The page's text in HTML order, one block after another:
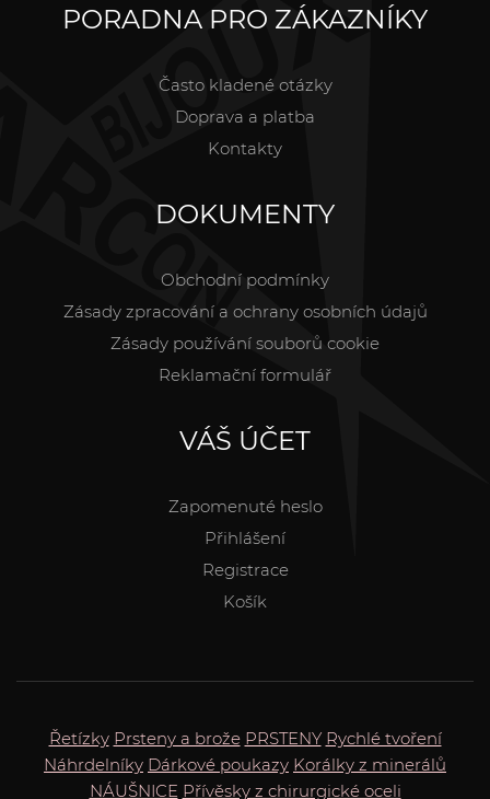
PORADNA PRO ZÁKAZNÍKY
Často kladené otázky
Doprava a platba
Kontakty
DOKUMENTY
Obchodní podmínky
Zásady zpracování a ochrany osobních údajů
Zásady používání souborů cookie
Reklamační formulář
VÁŠ ÚČET
Zapomenuté heslo
Přihlášení
Registrace
Košík
Řetízky Prsteny a brože PRSTENY Rychlé tvoření
Náhrdelníky Dárkové poukazy Korálky z minerálů
NÁUŠNICE Přívěsky z chirurgické oceli